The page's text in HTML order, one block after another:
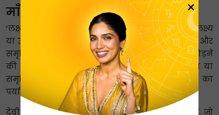
माँ लक्ष्मी मंत्र महत्व
‘लक्ष्मी’ शब्द ‘लक्ष’ शब्द से लिया गया है, जिसका अर्थ है ‘लक्ष्य
या उद्देश्य’। इसके अलावा, माँ लक्ष्मी को हिंदू धर्म में धन और
समृद्धि की देवी माना जाता है। अगर हम बिंदुओं को जोड़ने
की कोशिश करें, तो एक लक्ष्मी मंत्र आपको विलासिता या
समृद्धि के रूप में अपना आशीर्वाद देगा। यह ‘धन मंत्र’ का
पर्याय भी है।
देवी लक्ष्मी को अष्टलक्ष्मी के नाम से भी जाना जाता है, जो
×